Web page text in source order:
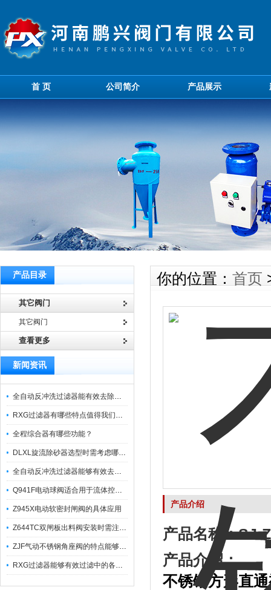
首 页 公司简介 产品展示
产品目录
其它阀门
其它阀门
查看更多
新闻资讯
全自动反冲洗过滤器能有效去除过滤介质上的杂质
RXG过滤器有哪些特点值得我们选择？
全程综合器有哪些功能？
DLXL旋流除砂器选型时需考虑哪些因素？
全自动反冲洗过滤器能够有效去除不同粒径的固体杂
Q941F电动球阀适合用于流体控制需要迅速反应的场合
Z945X电动软密封闸阀的具体应用
Z644TC双闸板出料阀安装时需注意哪些事项？
ZJF气动不锈钢角座阀的特点能够稳定地控制介质流量
RXG过滤器能够有效过滤中的各种杂质
你的位置： 首页
产品介绍
产品名称：SJ-
产品介绍：
不锈钢方形直